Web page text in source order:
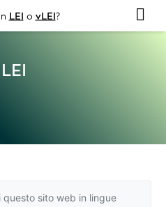
LEI o vLEI?
questo sito web in lingue